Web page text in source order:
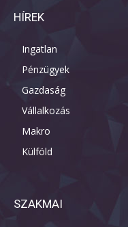
HÍREK
Ingatlan
Pénzügyek
Gazdaság
Vállalkozás
Makro
Külföld
SZAKMAI